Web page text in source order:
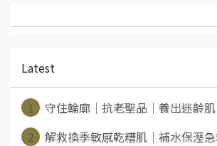
Latest
1
守住輪廓│抗老聖品│養出迷齡肌
2
解救換季敏感乾糟肌│補水保溼